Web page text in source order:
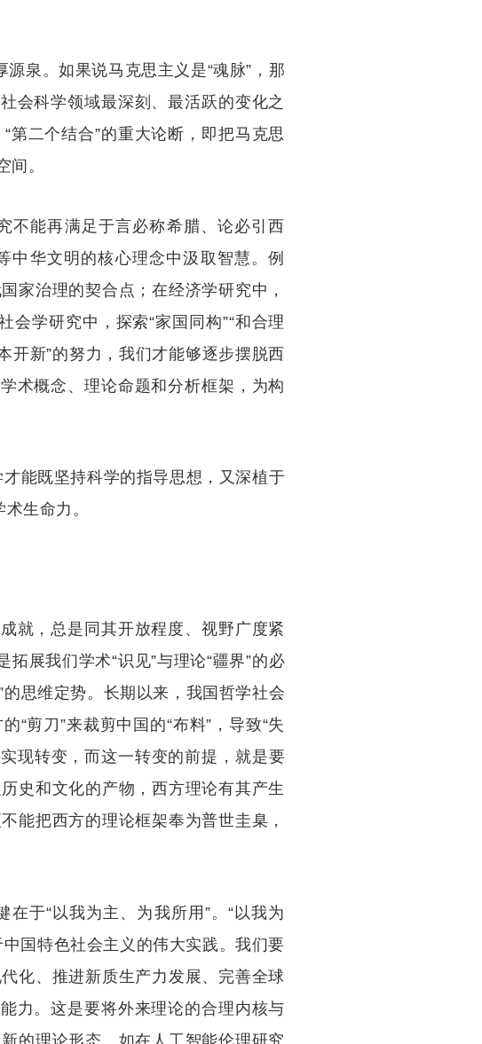
泉。如果说马克思主义是“魂脉”，那
会科学领域最深刻、最活跃的变化之
二个结合”的重大论断，即把马克思
。
不能再满足于言必称希腊、论必引西
中华文明的核心理念中汲取智慧。例
家治理的契合点；在经济学研究中，
会学研究中，探索“家国同构”“和合理
开新”的努力，我们才能够逐步摆脱西
术概念、理论命题和分析框架，为构
能既坚持科学的指导思想，又深植于
生命力。
就，总是同其开放程度、视野广度紧
展我们学术“识见”与理论“疆界”的必
思维定势。长期以来，我国哲学社会
剪刀”来裁剪中国的“布料”，导致“失
现转变，而这一转变的前提，就是要
史和文化的产物，西方理论有其产生
能把西方的理论框架奉为普世圭臬，
于“以我为主、为我所用”。“以我为
国特色社会主义的伟大实践。我们要
化、推进新质生产力发展、完善全球
力。这是要将外来理论的合理内核与
的理论形态。如在人工智能伦理研究